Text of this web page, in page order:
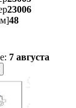
23006
48
7 августа